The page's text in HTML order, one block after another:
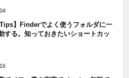
Tips】Finderでよく使うフォルダに一
する。知っておきたいショートカッ